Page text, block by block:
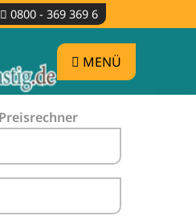
0800 - 369 369 6
MENÜ
-
tanken